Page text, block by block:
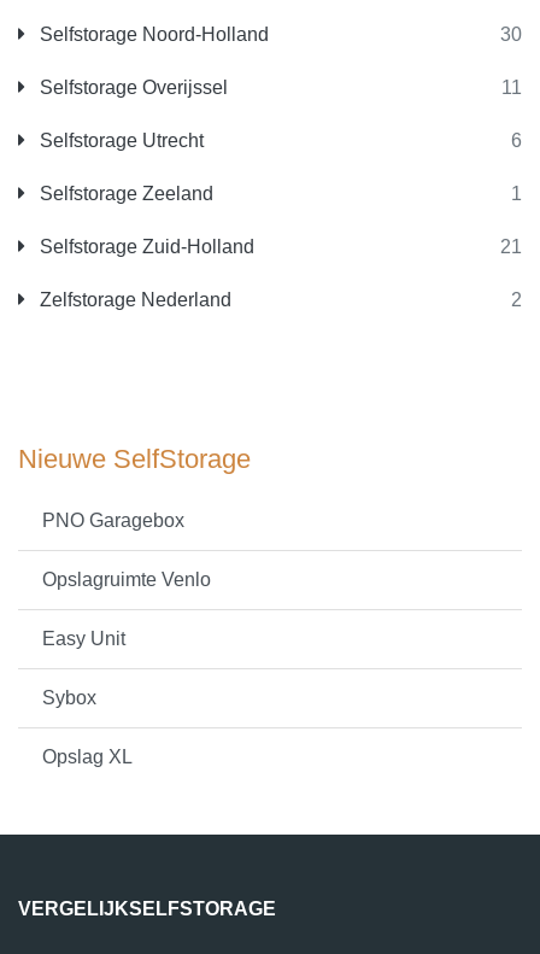
Selfstorage Noord-Holland 30
Selfstorage Overijssel 11
Selfstorage Utrecht 6
Selfstorage Zeeland 1
Selfstorage Zuid-Holland 21
Zelfstorage Nederland 2
Nieuwe SelfStorage
PNO Garagebox
Opslagruimte Venlo
Easy Unit
Sybox
Opslag XL
VERGELIJKSELFSTORAGE